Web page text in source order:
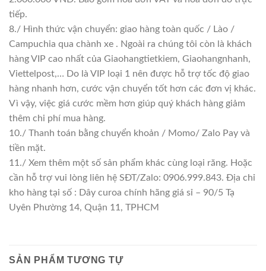
tiếp.
8./ Hình thức vận chuyển: giao hàng toàn quốc / Lào /
Campuchia qua chành xe . Ngoài ra chúng tôi còn là khách
hàng VIP cao nhất của Giaohangtietkiem, Giaohangnhanh,
Viettelpost,… Do là VIP loại 1 nên được hỗ trợ tốc độ giao
hàng nhanh hơn, cước vận chuyển tốt hơn các đơn vị khác.
Vì vậy, việc giá cước mềm hơn giúp quý khách hàng giảm
thêm chi phí mua hàng.
10./ Thanh toán bằng chuyển khoản / Momo/ Zalo Pay và
tiền mặt.
11./ Xem thêm một số sản phẩm khác cùng loại răng. Hoặc
cần hỗ trợ vui lòng liên hệ SĐT/Zalo: 0906.999.843. Địa chỉ
kho hàng tại số : Dây curoa chính hãng giá sỉ – 90/5 Tạ
Uyên Phường 14, Quận 11, TPHCM
SẢN PHẨM TƯƠNG TỰ